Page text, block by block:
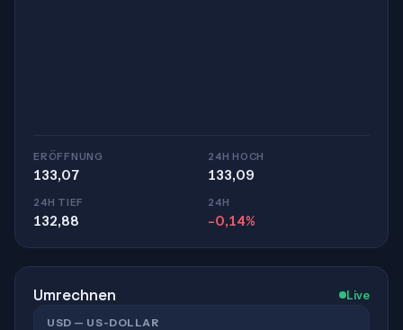
ERÖFFNUNG
133,07
24H HOCH
133,09
24H TIEF
132,88
24H
-0,14%
Umrechnen Live
USD — US-DOLLAR